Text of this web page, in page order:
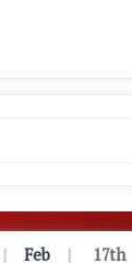
Feb 17th